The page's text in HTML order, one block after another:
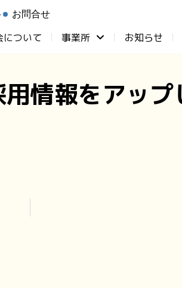
お問合せ
について 事業所 お知らせ
情報をアップ